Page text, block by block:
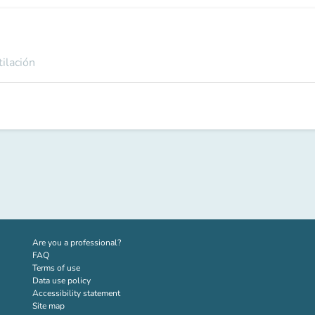
Are you a professional?(new tab)
FAQ
Terms of use
Data use policy
Accessibility statement
Site map